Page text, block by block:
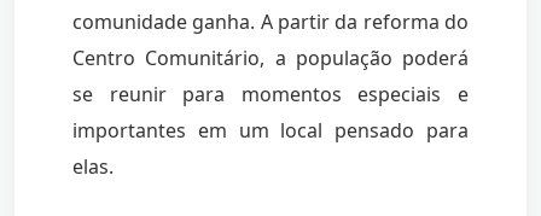
comunidade ganha. A partir da reforma do
Centro Comunitário, a população poderá
se reunir para momentos especiais e
importantes em um local pensado para
elas.